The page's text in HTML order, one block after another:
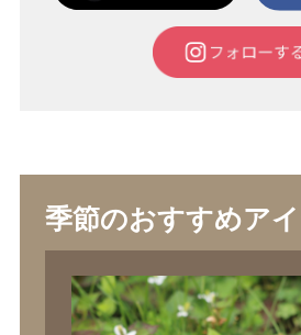
季節のおすすめア